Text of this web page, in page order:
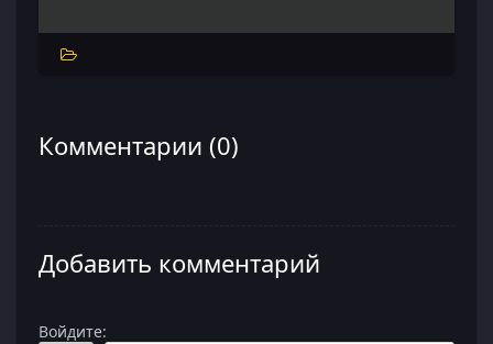
Комментарии (0)
Добавить комментарий
Войдите: